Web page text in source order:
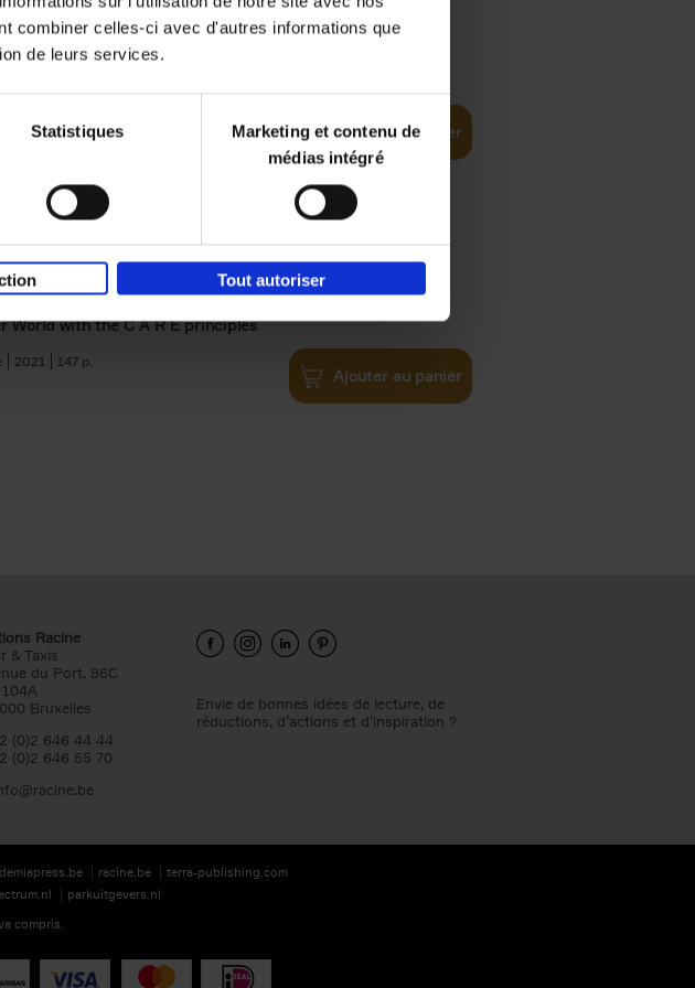
combiner celles-ci avec d'autres informations que
de leurs services.
Statistiques
Marketing et contenu de
médias intégré
Tout autoriser
like a PRO -
edition
Ajouter au panier
Care?
World with the C A R E principles
2021 147
€34,99
Ajouter au panier
Racine
& Taxis
du Port, 86C
Bruxelles
(0)2 646 44 44
(0)2 646 55 70
Envie de bonnes idées de lecture, de
réductions, d’actions et d’inspiration ?
racine.be
terra-publishing.com
parkuitgevers.nl
compris.